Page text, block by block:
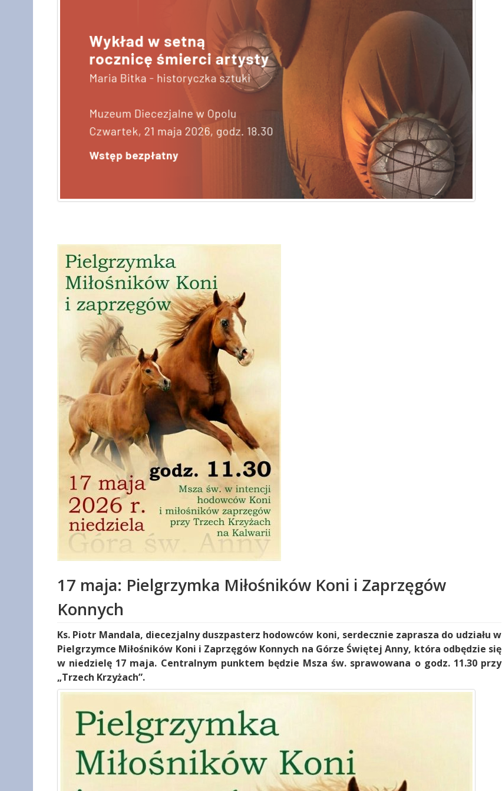
17 maja: Pielgrzymka Miłośników Koni i Zaprzęgów
Konnych
Ks. Piotr Mandala, diecezjalny duszpasterz hodowców koni, serdecznie zaprasza do udziału w
Pielgrzymce Miłośników Koni i Zaprzęgów Konnych na Górze Świętej Anny, która odbędzie się
w niedzielę 17 maja. Centralnym punktem będzie Msza św. sprawowana o godz. 11.30 przy
„Trzech Krzyżach”.